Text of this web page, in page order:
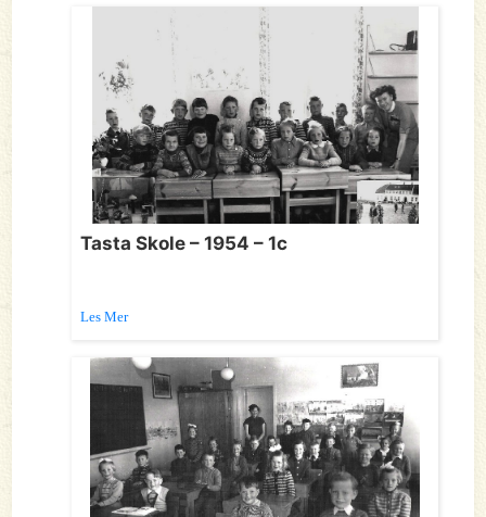
Tasta Skole – 1954 – 1c
Les Mer